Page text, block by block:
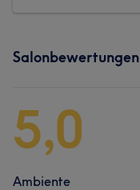
Salonbewertungen
5,0
Ambiente